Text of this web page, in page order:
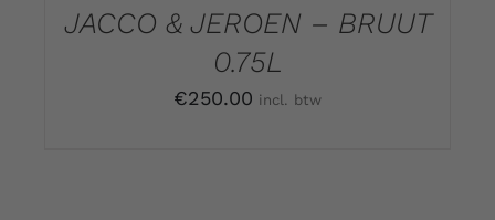
JACCO & JEROEN – BRUUT
0.75L
€250.00 incl. btw